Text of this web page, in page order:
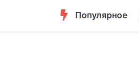
Популярное